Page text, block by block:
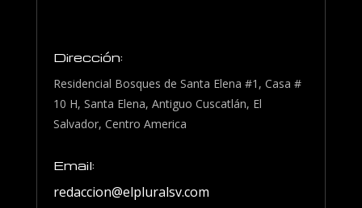
Dirección:
Residencial Bosques de Santa Elena #1, Casa #
10 H, Santa Elena, Antiguo Cuscatlán, El
Salvador, Centro America
Email:
redaccion@elpluralsv.com